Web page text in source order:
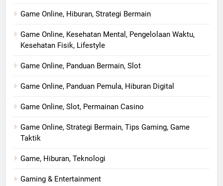
Game Online, Hiburan, Strategi Bermain
Game Online, Kesehatan Mental, Pengelolaan Waktu,
Kesehatan Fisik, Lifestyle
Game Online, Panduan Bermain, Slot
Game Online, Panduan Pemula, Hiburan Digital
Game Online, Slot, Permainan Casino
Game Online, Strategi Bermain, Tips Gaming, Game
Taktik
Game, Hiburan, Teknologi
Gaming & Entertainment